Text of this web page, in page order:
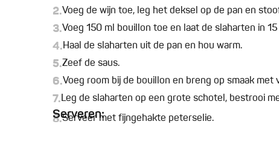
2.Voeg de wijn toe, leg het deksel op de pan en
3.Voeg 150 ml bouillon toe en laat de slaharten in
4.Haal de slaharten uit de pan en hou warm.
5.Zeef de saus.
6.Voeg room bij de bouillon en breng op smaak met
7.Leg de slaharten op een grote schotel, bestrooi
Serveren:
8.Serveer met fijngehakte peterselie.